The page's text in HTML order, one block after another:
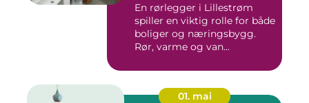
En rørlegger i Lillestrøm
spiller en viktig rolle for både
boliger og næringsbygg.
Rør, varme og van...
01. mai